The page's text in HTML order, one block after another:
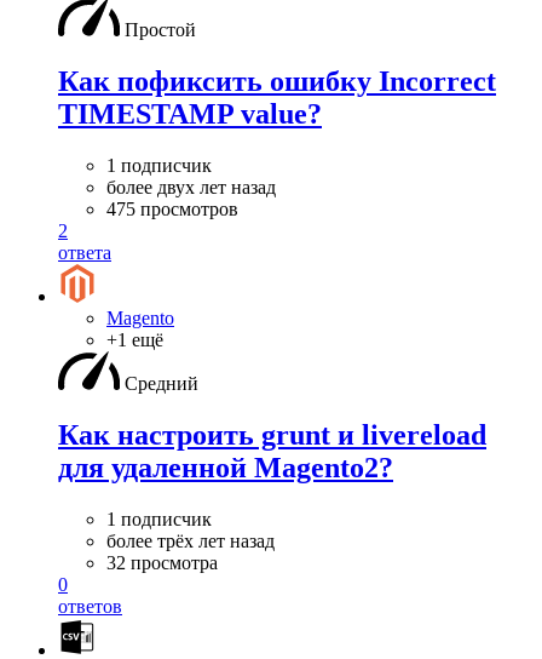
Простой
Как пофиксить ошибку Incorrect
TIMESTAMP value?
1 подписчик
более двух лет назад
475 просмотров
2
ответа
Magento
+1 ещё
Средний
Как настроить grunt и livereload
для удаленной Magento2?
1 подписчик
более трёх лет назад
32 просмотра
0
ответов